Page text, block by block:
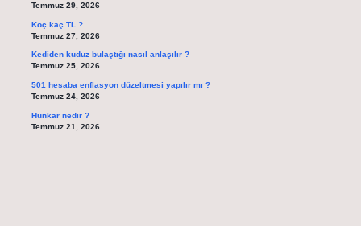
Temmuz 29, 2026
Koç kaç TL ?
Temmuz 27, 2026
Kediden kuduz bulaştığı nasıl anlaşılır ?
Temmuz 25, 2026
501 hesaba enflasyon düzeltmesi yapılır mı ?
Temmuz 24, 2026
Hünkar nedir ?
Temmuz 21, 2026